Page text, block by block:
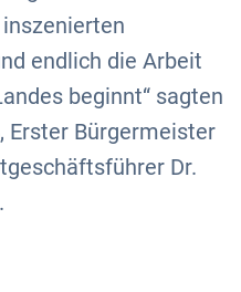
endlich die Arbeit
beginnt“ sagten
Erster Bürgermeister
Dr.